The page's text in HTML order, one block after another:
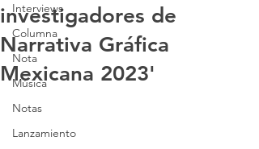
Interviews
Columna
Nota
Música
Notas
Lanzamiento
investigadores de
Narrativa Gráfica
Mexicana 2023'